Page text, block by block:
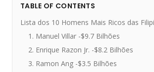
TABLE OF CONTENTS
Lista dos 10 Homens Mais Ricos das
1. Manuel Villar -$9.7 Bilhões
2. Enrique Razon Jr. -$8.2 Bilhões
3. Ramon Ang -$3.5 Bilhões